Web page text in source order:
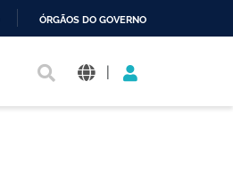
ÓRGÃOS DO GOVERNO
|